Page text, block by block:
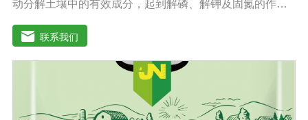
动分解土壤中的有效成分，起到解磷、解钾及固氮的作
物激素、酸性物质以及维生素，能不同程度地刺激调节植
物生长；并且能产生铁载体、抗生素、系统防卫酶等多种
物质，可以抑制细菌或真菌性病害或诱导系统抗性间接达
到促进植物生长的作用。●传导性强，生根护根，平衡土壤
苗壮。●增强植物免疫能力，提高植物对高温、低温、干
旱、药害、盐害等逆境的抗逆能力。●营养丰富，促进植物
联系我们